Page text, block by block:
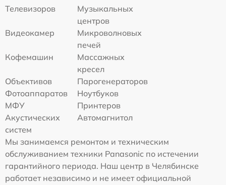
Телевизоров
Музыкальных
центров
Видеокамер
Микроволновых
печей
Кофемашин
Массажных
кресел
Объективов
Парогенераторов
Фотоаппаратов
Ноутбуков
МФУ
Принтеров
Акустических
систем
Автомагнитол
Мы занимаемся ремонтом и техническим
обслуживанием техники Panasonic по истечении
гарантийного периода. Наш центр в Челябинске
работает независимо и не имеет официальной